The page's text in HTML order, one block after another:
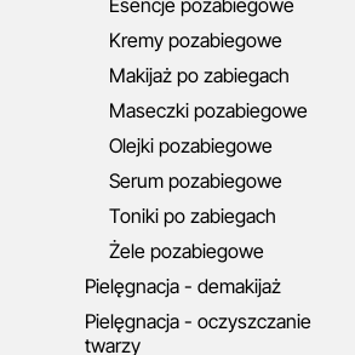
Esencje pozabiegowe
Kremy pozabiegowe
Makijaż po zabiegach
Maseczki pozabiegowe
Olejki pozabiegowe
Serum pozabiegowe
Toniki po zabiegach
Żele pozabiegowe
Pielęgnacja - demakijaż
Pielęgnacja - oczyszczanie
twarzy